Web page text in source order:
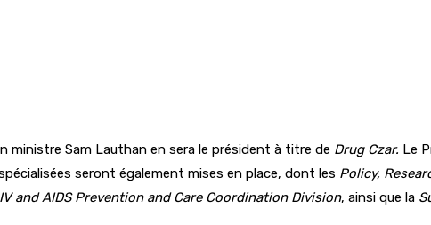
ministre Sam Lauthan en sera le président à titre de Drug Czar. Le
seront également mises en place, dont les Policy,
and AIDS Prevention and Care Coordination Division, ainsi que la